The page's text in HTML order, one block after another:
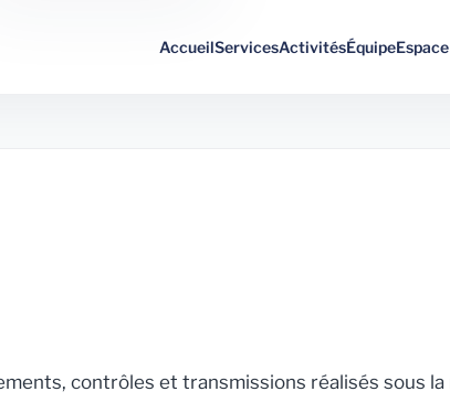
AccueilServicesActivitésÉquipe
contrôles et transmissions réalisés sous